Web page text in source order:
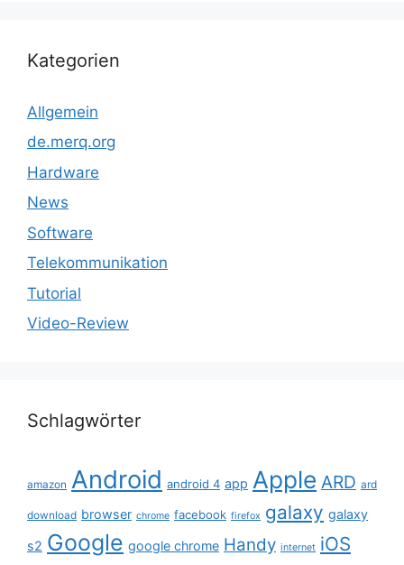
Kategorien
Allgemein
de.merq.org
Hardware
News
Software
Telekommunikation
Tutorial
Video-Review
Schlagwörter
amazon Android android 4 app Apple ARD ard
download browser chrome facebook firefox galaxy galaxy
s2 Google google chrome Handy internet iOS